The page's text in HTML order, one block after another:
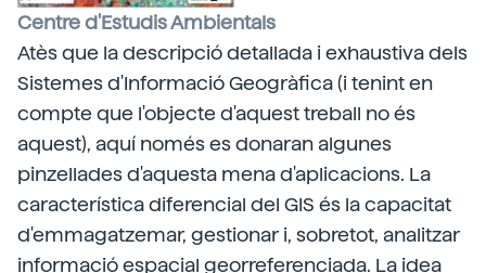
Centre d'Estudis Ambientals
Atès que la descripció detallada i exhaustiva dels
Sistemes d'Informació Geogràfica (i tenint en
compte que l'objecte d'aquest treball no és
aquest), aquí només es donaran algunes
pinzellades d'aquesta mena d'aplicacions. La
característica diferencial del GIS és la capacitat
d'emmagatzemar, gestionar i, sobretot, analitzar
informació espacial georreferenciada. La idea